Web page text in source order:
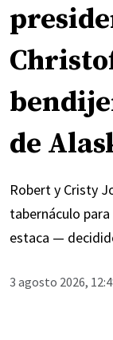
de
Robert y Cristy
tabernáculo
estaca —
3 agosto 2026,